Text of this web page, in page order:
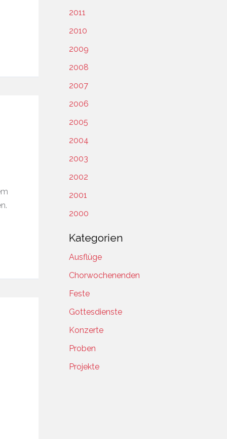
2011
2010
2009
2008
2007
2006
2005
2004
2003
2002
2001
2000
Kategorien
Ausflüge
Chorwochenenden
Feste
Gottesdienste
Konzerte
Proben
Projekte